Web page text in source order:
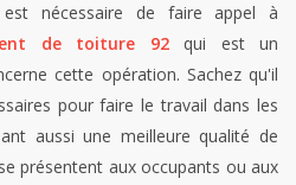
nécessaire de faire appel à
de toiture 92 qui est un
cette opération. Sachez qu'il
pour faire le travail dans les
aussi une meilleure qualité de
présentent aux occupants ou aux